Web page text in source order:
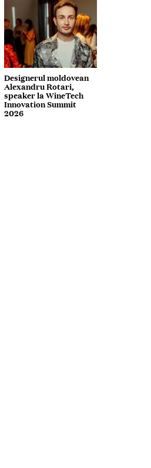
Designerul moldovean
Alexandru Rotari,
speaker la WineTech
Innovation Summit
2026